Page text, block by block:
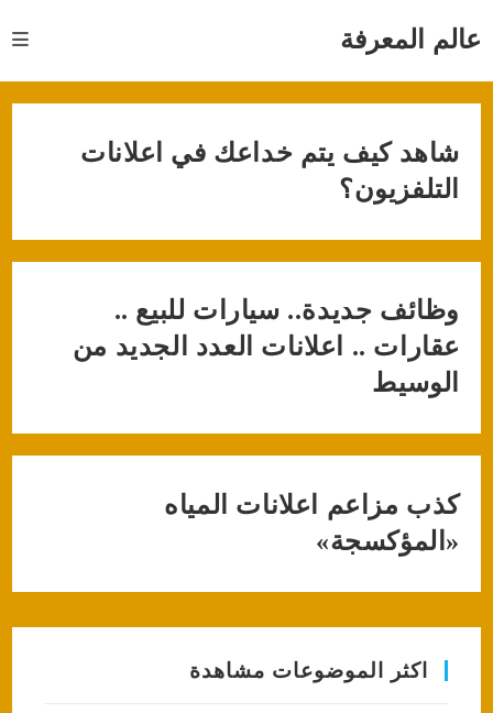
عالم المعرفة
شاهد كيف يتم خداعك في اعلانات
التلفزيون؟
وظائف جديدة.. سيارات للبيع ..
عقارات .. اعلانات العدد الجديد من
الوسيط
كذب مزاعم اعلانات المياه
«المؤكسجة»
اكثر الموضوعات مشاهدة